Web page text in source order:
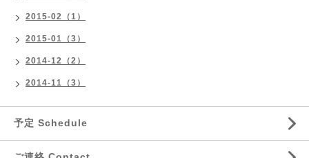
2015-02（1）
2015-01（3）
2014-12（2）
2014-11（3）
予定 Schedule